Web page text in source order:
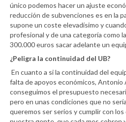
único podemos hacer un ajuste
reducción de subvenciones es en la
supone un coste elevadísimo y
profesional y de una categoría como
300.000 euros sacar adelante un
¿Peligra la continuidad del UB?
En cuanto a si la continuidad del
falta de apoyos económicos, Antonio
conseguimos el presupuesto
pero en unas condiciones que no
queremos ser serios y cumplir con